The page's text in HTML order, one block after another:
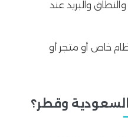
والبريد عند
نظام خاص أو متجر أو
وقطر؟